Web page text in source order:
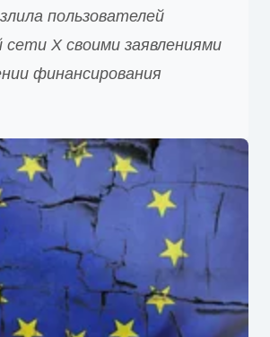
пользователей
сети X своими заявлениями
финансирования